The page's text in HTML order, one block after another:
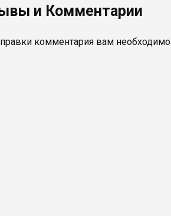
и Комментарии
комментария вам необходимо